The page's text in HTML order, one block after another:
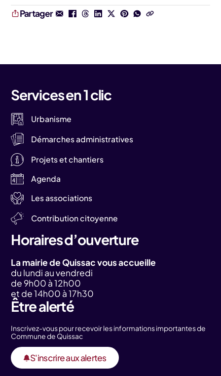
Partager
Services en 1 clic
Urbanisme
Démarches administratives
Projets et chantiers
Agenda
Les associations
Contribution citoyenne
Horaires d’ouverture
La mairie de Quissac vous accueille
du lundi au vendredi
de 9h00 à 12h00
et de 14h00 à 17h30
Être alerté
Inscrivez-vous pour recevoir les informations importantes de
Commune de Quissac
S'inscrire aux alertes